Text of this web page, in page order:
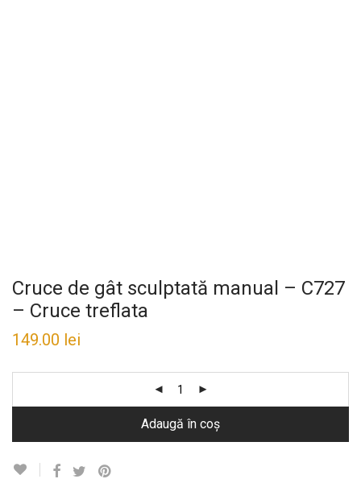
Cruce de gât sculptată manual – C727
– Cruce treflata
149.00 lei
Adaugă în coș